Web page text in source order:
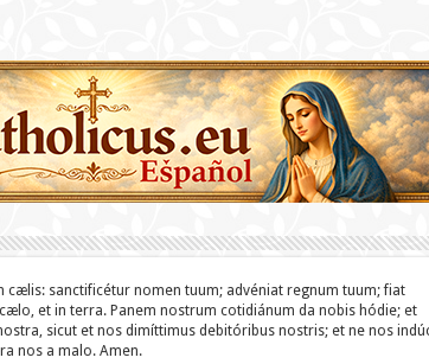
cælis: sanc­ti­ficétur nomen tuum; advéniat regnum tuum; fiat
et in terra. Panem nostrum cotidiánum da nobis hódie; et
sicut et nos dimíttimus debitóribus nostris; et ne nos
nos a malo. Amen.